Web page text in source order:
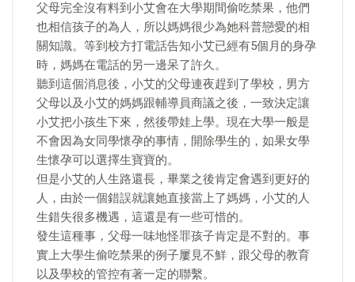
父母完全沒有料到小艾會在大學期間偷吃禁果，他們
也相信孩子的為人，所以媽媽很少為她科普戀愛的相
關知識。等到校方打電話告知小艾已經有5個月的身孕
時，媽媽在電話的另一邊呆了許久。
聽到這個消息後，小艾的父母連夜趕到了學校，男方
父母以及小艾的媽媽跟輔導員商議之後，一致決定讓
小艾把小孩生下來，然後帶娃上學。現在大學一般是
不會因為女同學懷孕的事情，開除學生的，如果女學
生懷孕可以選擇生寶寶的。
但是小艾的人生路還長，畢業之後肯定會遇到更好的
人，由於一個錯誤就讓她直接當上了媽媽，小艾的人
生錯失很多機遇，這還是有一些可惜的。
發生這種事，父母一味地怪罪孩子肯定是不對的。事
實上大學生偷吃禁果的例子屢見不鮮，跟父母的教育
以及學校的管控有著一定的聯繫。